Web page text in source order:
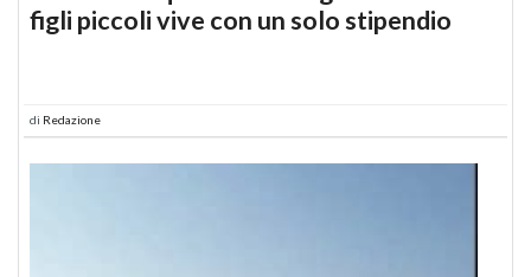
figli piccoli vive con un solo stipendio
di Redazione